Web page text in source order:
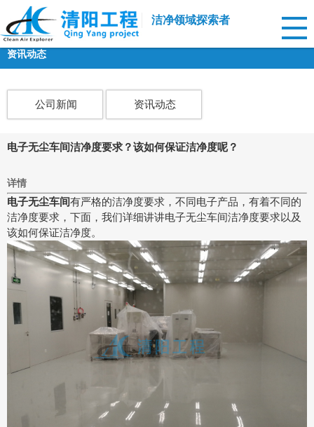
洁净领域探索者
资讯动态
公司新闻 资讯动态
电子无尘车间洁净度要求？该如何保证洁净度呢？
详情
电子无尘车间有严格的洁净度要求，不同电子产品，有着不同的
洁净度要求，下面，我们详细讲讲电子无尘车间洁净度要求以及
该如何保证洁净度。